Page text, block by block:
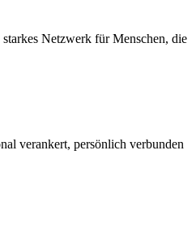
Netzwerk für Menschen, die
verankert, persönlich verbunden